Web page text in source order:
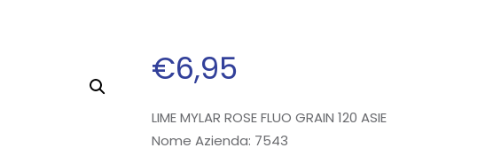
€6,95
LIME MYLAR ROSE FLUO GRAIN 120 ASIE
Nome Azienda: 7543